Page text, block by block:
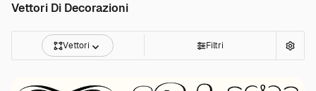
Vettori Di Decorazioni
Vettori Filtri